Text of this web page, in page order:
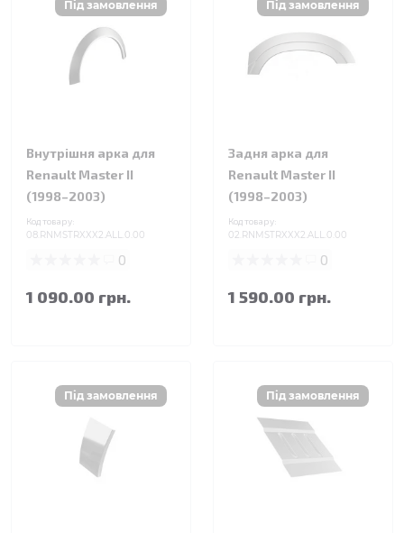
Внутрішня арка для
Renault Master II
(1998–2003)
Код товару:
08.RNMSTRXXX2.ALL.0.00
0
1 090.00 грн.
Задня арка для
Renault Master II
(1998–2003)
Код товару:
02.RNMSTRXXX2.ALL.0.00
0
1 590.00 грн.